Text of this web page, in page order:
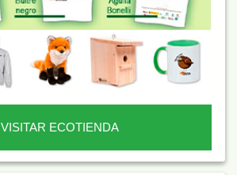
VISITAR ECOTIENDA